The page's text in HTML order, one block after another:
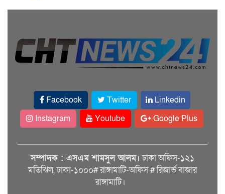
Facebook Twitter
Linkedin
Instagram
Youtube Google Plus
সম্পাদক : এসএম শামসুল আলম। ঢাকা অফিস-১২১
মতিঝিল, ঢাকা-১০০০# রাঙ্গামাটি-অফিস # রিজার্ভ বাজার
রাঙ্গামাটি।